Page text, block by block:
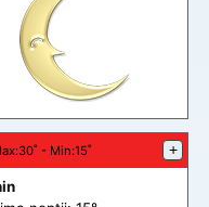
:30˚ - Min:15˚ +